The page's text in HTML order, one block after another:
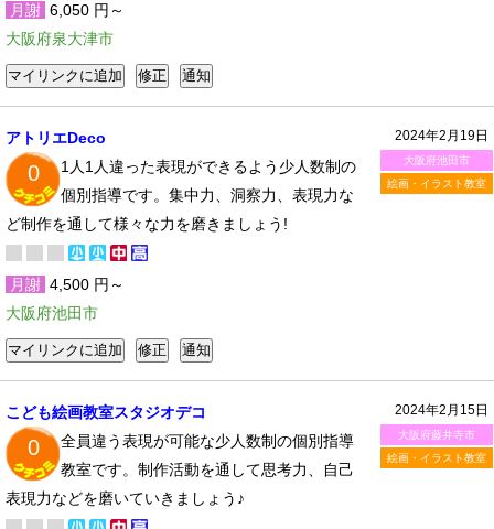
月謝 6,050 円～
大阪府泉大津市
2024年2月19日
大阪府池田市
絵画・イラスト教室
アトリエDeco
0
1人1人違った表現ができるよう少人数制の
個別指導です。集中力、洞察力、表現力な
ど制作を通して様々な力を磨きましょう!
月謝 4,500 円～
大阪府池田市
2024年2月15日
大阪府藤井寺市
絵画・イラスト教室
こども絵画教室スタジオデコ
0
全員違う表現が可能な少人数制の個別指導
教室です。制作活動を通して思考力、自己
表現力などを磨いていきましょう♪